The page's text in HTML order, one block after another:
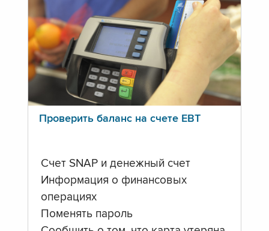
Проверить баланс на счете ЕВТ
Счет SNAP и денежный счет
Информация о финансовых
операциях
Поменять пароль